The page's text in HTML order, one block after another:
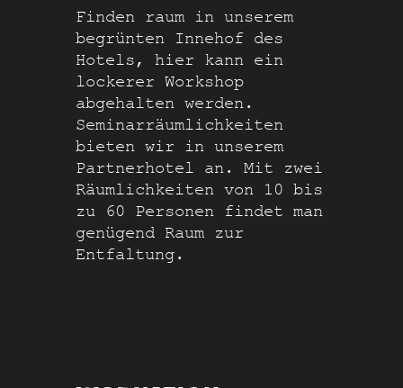
Finden raum in unserem
begrünten Innehof des
Hotels, hier kann ein
lockerer Workshop
abgehalten werden.
Seminarräumlichkeiten
bieten wir in unserem
Partnerhotel an. Mit zwei
Räumlichkeiten von 10 bis
zu 60 Personen findet man
genügend Raum zur
Entfaltung.